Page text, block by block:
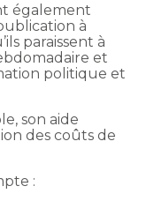
également
à
paraissent à
et
politique et
son aide
des coûts de
: